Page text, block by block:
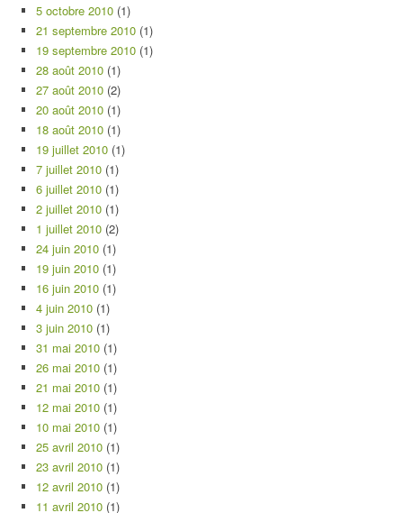
5 octobre 2010 (1)
21 septembre 2010 (1)
19 septembre 2010 (1)
28 août 2010 (1)
27 août 2010 (2)
20 août 2010 (1)
18 août 2010 (1)
19 juillet 2010 (1)
7 juillet 2010 (1)
6 juillet 2010 (1)
2 juillet 2010 (1)
1 juillet 2010 (2)
24 juin 2010 (1)
19 juin 2010 (1)
16 juin 2010 (1)
4 juin 2010 (1)
3 juin 2010 (1)
31 mai 2010 (1)
26 mai 2010 (1)
21 mai 2010 (1)
12 mai 2010 (1)
10 mai 2010 (1)
25 avril 2010 (1)
23 avril 2010 (1)
12 avril 2010 (1)
11 avril 2010 (1)